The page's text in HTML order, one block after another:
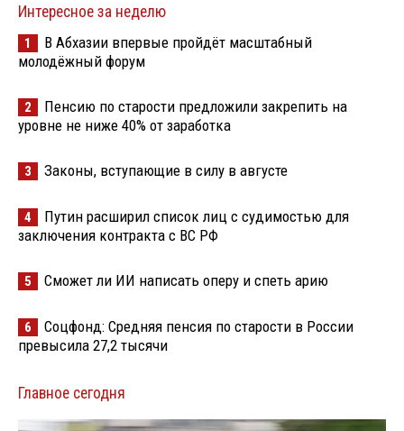
Интересное за неделю
1
В Абхазии впервые пройдёт масштабный
молодёжный форум
2
Пенсию по старости предложили закрепить на
уровне не ниже 40% от заработка
3 Законы, вступающие в силу в августе
4
Путин расширил список лиц с судимостью для
заключения контракта с ВС РФ
5 Сможет ли ИИ написать оперу и спеть арию
6
Соцфонд: Средняя пенсия по старости в России
превысила 27,2 тысячи
Главное сегодня